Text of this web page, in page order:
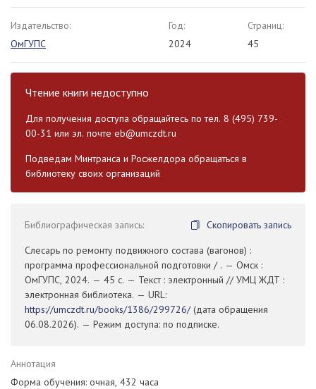
Издательство:
ОмГУПС
Год:
2024
Страниц:
45
Чтение книги недоступно
Для получения доступа обращайтесь по тел. 8 (495) 739-
00-31 или эл. почте eb@umczdt.ru
Подведам Минтранса и Росжелдора обращаться в
библиотеку своих организаций
Библиографическая запись:
Скопировать запись
Слесарь по ремонту подвижного состава (вагонов) :
программа профессиональной подготовки / . — Омск :
ОмГУПС, 2024. — 45 с. — Текст : электронный // УМЦ ЖДТ :
электронная библиотека. — URL:
https://umczdt.ru/books/1386/299726/(дата обращения
06.08.2026). — Режим доступа: по подписке.
Аннотация
Форма обучения: очная, 432 часа